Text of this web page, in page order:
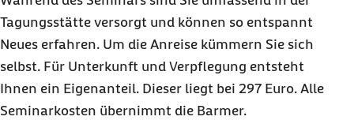
Tagungsstätte versorgt und können so entspannt
Neues erfahren. Um die Anreise kümmern Sie sich
selbst. Für Unterkunft und Verpflegung entsteht
Ihnen ein Eigenanteil. Dieser liegt bei 297 Euro. Alle
Seminarkosten übernimmt die Barmer.